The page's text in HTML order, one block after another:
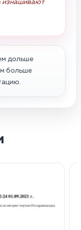
изнашивают
дольше
больше